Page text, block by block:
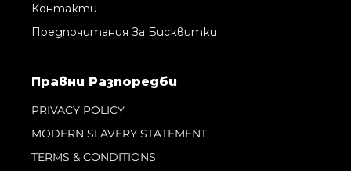
Контакти
Предпочитания За Бисквитки
Правни Pазпоредби
PRIVACY POLICY
MODERN SLAVERY STATEMENT
TERMS & CONDITIONS